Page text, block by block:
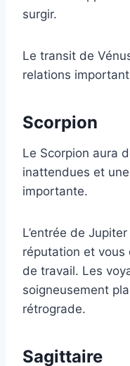
surgir.
Le transit de
relations
Scorpion
Le Scorpion aura
inattendues et
importante.
L’entrée de
réputation et vous
de travail. Les
soigneusement
rétrograde.
Sagittaire